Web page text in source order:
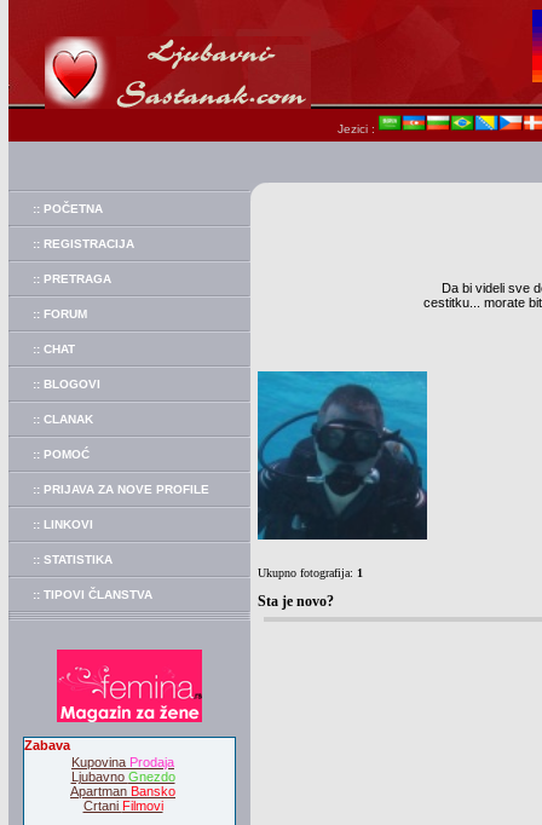
Jezici :
:: POČETNA
:: REGISTRACIJA
:: PRETRAGA
:: FORUM
:: CHAT
:: BLOGOVI
:: CLANAK
:: POMOĆ
:: PRIJAVA ZA NOVE PROFILE
:: LINKOVI
:: STATISTIKA
:: TIPOVI ČLANSTVA
Zabava
Kupovina Prodaja
Ljubavno Gnezdo
Apartman Bansko
Crtani Filmovi
Da bi videli sve
cestitku... morate
Ukupno fotografija: 1
Sta je novo?